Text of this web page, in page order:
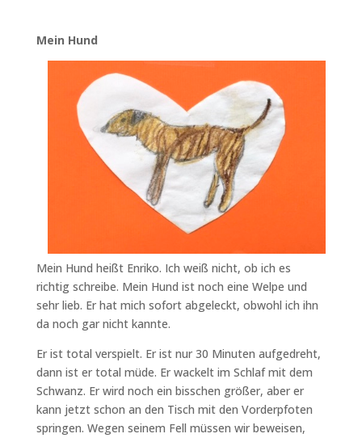
Mein Hund
Mein Hund heißt Enriko. Ich weiß nicht, ob ich es
richtig schreibe. Mein Hund ist noch eine Welpe und
sehr lieb. Er hat mich sofort abgeleckt, obwohl ich ihn
da noch gar nicht kannte.
Er ist total verspielt. Er ist nur 30 Minuten aufgedreht,
dann ist er total müde. Er wackelt im Schlaf mit dem
Schwanz. Er wird noch ein bisschen größer, aber er
kann jetzt schon an den Tisch mit den Vorderpfoten
springen. Wegen seinem Fell müssen wir beweisen,